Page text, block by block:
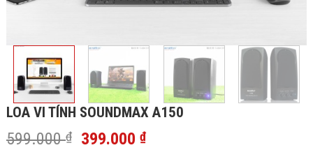
LOA VI TÍNH SOUNDMAX A150
599.000₫
Giá
399.000₫Giá